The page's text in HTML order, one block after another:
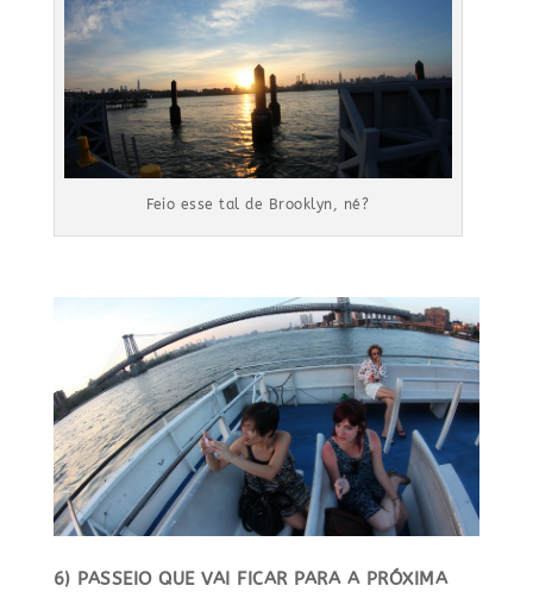
Feio esse tal de Brooklyn, né?
6) PASSEIO QUE VAI FICAR PARA A PRÓXIMA